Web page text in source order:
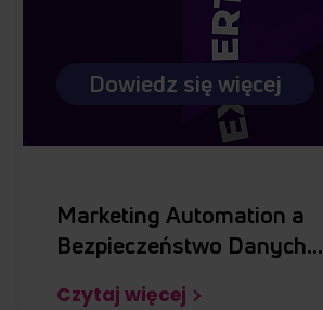
Dowiedz się więcej
Marketing Automation a
Bezpieczeństwo Danych…
Czytaj więcej